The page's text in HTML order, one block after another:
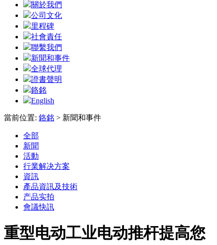
關於我們
公司文化
里程碑
社會責任
聯繫我們
新聞和事件
全球代理
證書聲明
鉻銘
English
當前位置: 鉻銘 > 新聞和事件
全部
新聞
活動
行業解决方案
資訊
產品資訊及技術
产品实拍
會議快訊
重型电动工业电动推杆提高您